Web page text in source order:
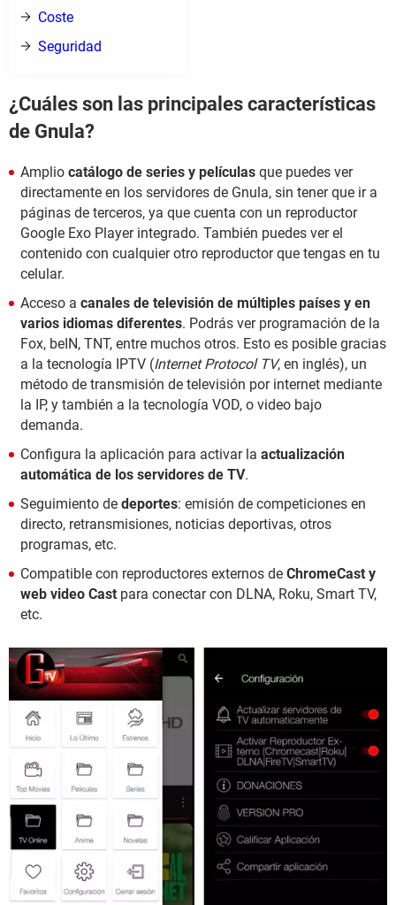
Coste
Seguridad
¿Cuáles son las principales características
de Gnula?
Amplio catálogo de series y películas que puedes ver
directamente en los servidores de Gnula, sin tener que ir a
páginas de terceros, ya que cuenta con un reproductor
Google Exo Player integrado. También puedes ver el
contenido con cualquier otro reproductor que tengas en tu
celular.
Acceso a canales de televisión de múltiples países y en
varios idiomas diferentes. Podrás ver programación de la
Fox, beIN, TNT, entre muchos otros. Esto es posible gracias
a la tecnología IPTV (Internet Protocol TV, en inglés), un
método de transmisión de televisión por internet mediante
la IP, y también a la tecnología VOD, o video bajo
demanda.
Configura la aplicación para activar la actualización
automática de los servidores de TV.
Seguimiento de deportes: emisión de competiciones en
directo, retransmisiones, noticias deportivas, otros
programas, etc.
Compatible con reproductores externos de ChromeCast y
web video Cast para conectar con DLNA, Roku, Smart TV,
etc.